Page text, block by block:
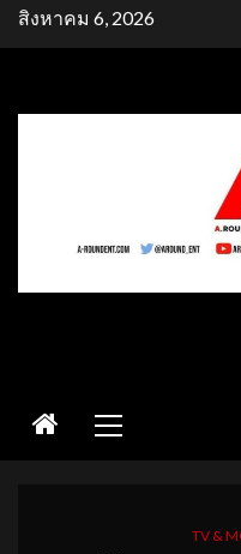
Skipสิงหาคม 6, 2026
Menu
TV &